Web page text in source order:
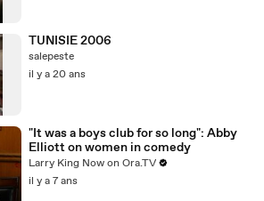
TUNISIE 2006
salepeste
il y a 20 ans
"It was a boys club for so long": Abby
Elliott on women in comedy
Larry King Now on Ora.TV
il y a 7 ans